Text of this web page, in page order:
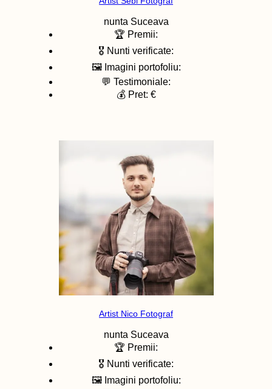
nunta Suceava
🏆 Premii:
🎖️ Nunti verificate:
🖼️ Imagini portofoliu:
💬 Testimoniale:
💰 Pret: €
Artist Nico Fotograf
nunta Suceava
🏆 Premii:
🎖️ Nunti verificate:
🖼️ Imagini portofoliu: